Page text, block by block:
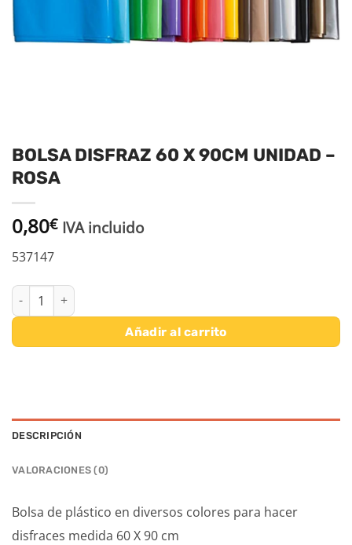
BOLSA DISFRAZ 60 X 90CM UNIDAD –
ROSA
0,80€ IVA incluido
537147
BOLSA DISFRAZ 60 X 90CM UNIDAD - ROSA cantidad
Añadir al carrito
DESCRIPCIÓN
VALORACIONES (0)
Bolsa de plástico en diversos colores para hacer
disfraces medida 60 X 90 cm